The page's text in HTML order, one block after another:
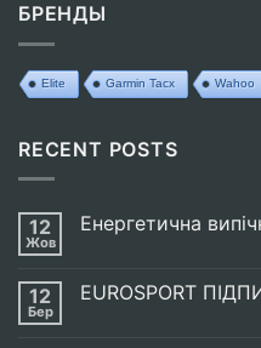
БРЕНДЫ
Elite Garmin Tacx Wahoo
RECENT POSTS
12
Жов
Енергетична
Енергетична
12
Бер
EUROSPORT